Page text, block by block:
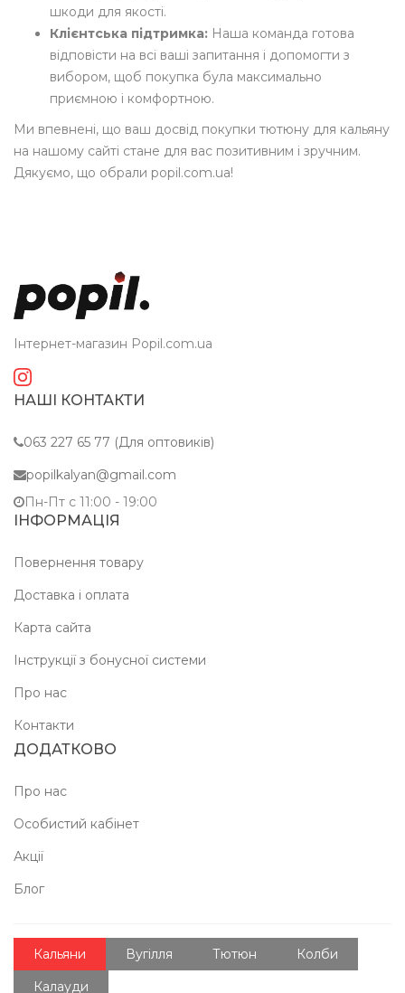
шкоди для якості.
Клієнтська підтримка: Наша команда готова
відповісти на всі ваші запитання і допомогти з
вибором, щоб покупка була максимально
приємною і комфортною.
Ми впевнені, що ваш досвід покупки тютюну для кальяну
на нашому сайті стане для вас позитивним і зручним.
Дякуємо, що обрали popil.com.ua!
Інтернет-магазин Popil.com.ua
НАШІ КОНТАКТИ
063 227 65 77 (Для оптовиків)
popilkalyan@gmail.com
Пн-Пт c 11:00 - 19:00
ІНФОРМАЦІЯ
Повернення товару
Доставка і оплата
Карта сайта
Інструкції з бонусної системи
Про нас
Контакти
ДОДАТКОВО
Про нас
Особистий кабінет
Акції
Блог
Кальяни Вугілля Тютюн
Колби
Калауди